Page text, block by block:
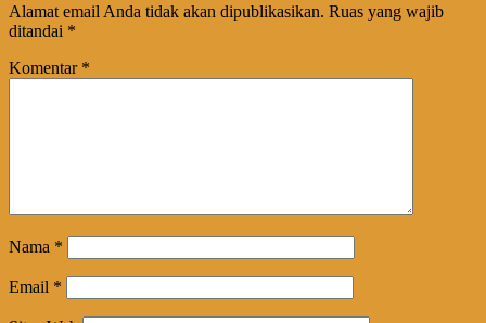
Alamat email Anda tidak akan dipublikasikan. Ruas yang wajib
ditandai *
Komentar *
Nama *
Email *